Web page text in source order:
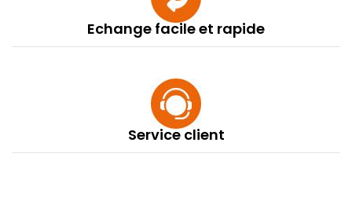
Echange facile et rapide
Service client